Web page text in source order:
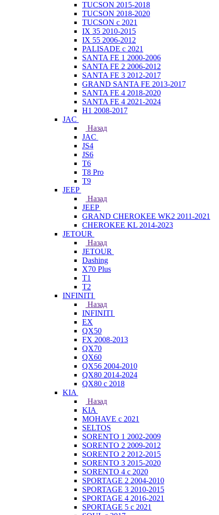
TUCSON 2015-2018
TUCSON 2018-2020
TUCSON с 2021
IX 35 2010-2015
IX 55 2006-2012
PALISADE с 2021
SANTA FE 1 2000-2006
SANTA FE 2 2006-2012
SANTA FE 3 2012-2017
GRAND SANTA FE 2013-2017
SANTA FE 4 2018-2020
SANTA FE 4 2021-2024
H1 2008-2017
JAC
Назад
JAC
JS4
JS6
T6
T8 Pro
T9
JEEP
Назад
JEEP
GRAND CHEROKEE WK2 2011-2021
CHEROKEE KL 2014-2023
JETOUR
Назад
JETOUR
Dashing
X70 Plus
T1
T2
INFINITI
Назад
INFINITI
EX
QX50
FX 2008-2013
QX70
QX60
QX56 2004-2010
QX80 2014-2024
QX80 c 2018
KIA
Назад
KIA
MOHAVE с 2021
SELTOS
SORENTO 1 2002-2009
SORENTO 2 2009-2012
SORENTO 2 2012-2015
SORENTO 3 2015-2020
SORENTO 4 с 2020
SPORTAGE 2 2004-2010
SPORTAGE 3 2010-2015
SPORTAGE 4 2016-2021
SPORTAGE 5 с 2021